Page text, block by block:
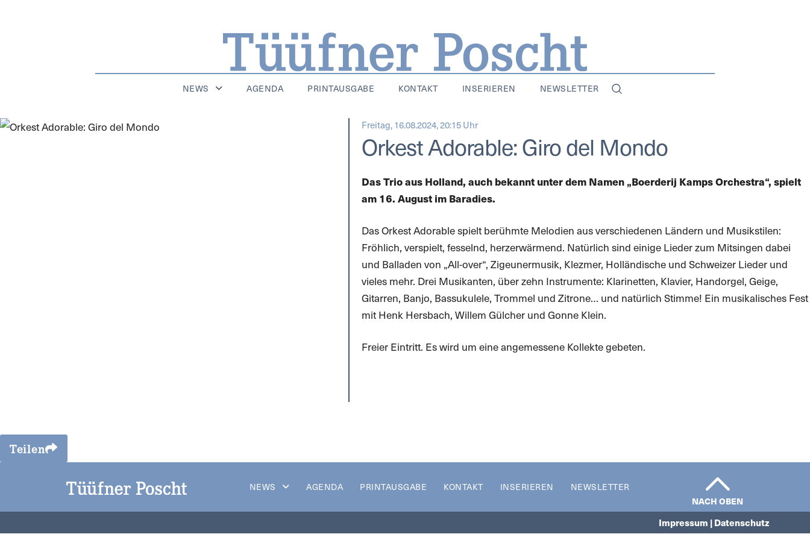
NEWS AGENDA PRINTAUSGABE KONTAKT INSERIEREN NEWSLETTER
Freitag, 16.08.2024, 20:15 Uhr
Orkest Adorable: Giro del Mondo
Das Trio aus Holland, auch bekannt unter dem Namen „Boerderij Kamps Orchestra“, spielt
am 16. August im Baradies.
Das Orkest Adorable spielt berühmte Melodien aus verschiedenen Ländern und Musikstilen:
Fröhlich, verspielt, fesselnd, herzerwärmend. Natürlich sind einige Lieder zum Mitsingen dabei
und Balladen von „All-over“, Zigeunermusik, Klezmer, Holländische und Schweizer Lieder und
vieles mehr. Drei Musikanten, über zehn Instrumente: Klarinetten, Klavier, Handorgel, Geige,
Gitarren, Banjo, Bassukulele, Trommel und Zitrone… und natürlich Stimme! Ein musikalisches Fest
mit Henk Hersbach, Willem Gülcher und Gonne Klein.
Freier Eintritt. Es wird um eine angemessene Kollekte gebeten.
Teilen
NEWS AGENDA PRINTAUSGABE KONTAKT INSERIEREN NEWSLETTER
NACH OBEN
Impressum | Datenschutz